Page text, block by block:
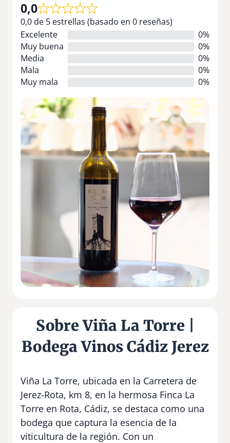
0,0
0,0 de 5 estrellas (basado en 0 reseñas)
Excelente
0%
Muy buena
0%
Media
0%
Mala
0%
Muy mala
0%
Sobre Viña La Torre |
Bodega Vinos Cádiz Jerez
Viña La Torre, ubicada en la Carretera de
Jerez-Rota, km 8, en la hermosa Finca La
Torre en Rota, Cádiz, se destaca como una
bodega que captura la esencia de la
viticultura de la región. Con un